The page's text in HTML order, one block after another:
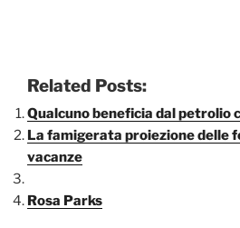
Related Posts:
Qualcuno beneficia dal petrolio
La famigerata proiezione delle
vacanze
Rosa Parks